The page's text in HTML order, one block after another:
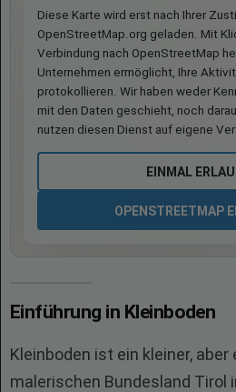
Diese Karte wird erst nach Ihrer
OpenStreetMap.org geladen. Mit
Verbindung nach OpenStreetMap
Unternehmen ermöglicht, Ihre
protokollieren. Wir haben weder
mit den Daten geschieht, noch
nutzen diesen Dienst auf eigene
EINMAL
OPENSTREETMAP
Einführung in Kleinboden
Kleinboden ist ein kleiner, aber
malerischen Bundesland Tirol